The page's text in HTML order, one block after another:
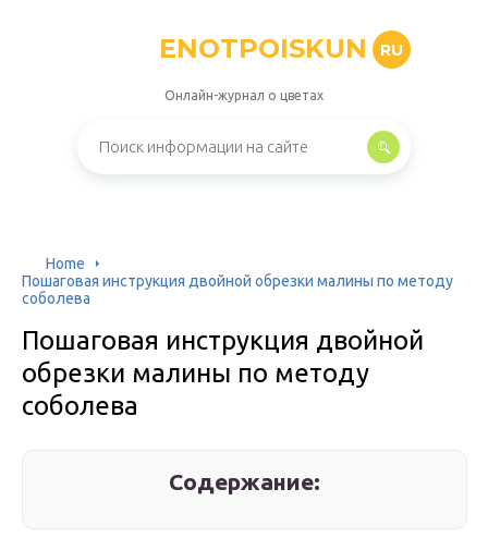
ENOTPOISKUN RU
Онлайн-журнал о цветах
Home
Пошаговая инструкция двойной обрезки малины по методу
соболева
Пошаговая инструкция двойной
обрезки малины по методу
соболева
Содержание: